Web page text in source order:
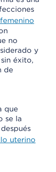
no
y
éxito,
de
que
se la
uterino